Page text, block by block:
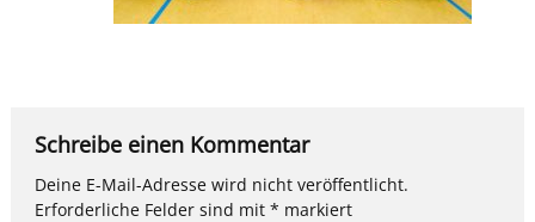
Schreibe einen Kommentar
Deine E-Mail-Adresse wird nicht veröffentlicht.
Erforderliche Felder sind mit * markiert